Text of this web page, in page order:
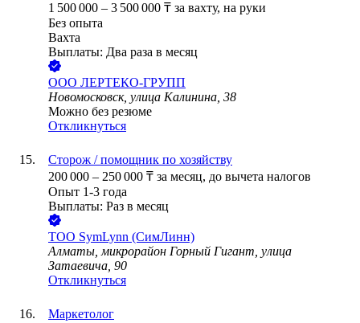
1 500 000 – 3 500 000 ₸ за вахту, на руки
Без опыта
Вахта
Выплаты: Два раза в месяц
ООО ЛЕРТЕКО-ГРУПП
Новомосковск, улица Калинина, 38
Можно без резюме
Откликнуться
Сторож / помощник по хозяйству
200 000 – 250 000 ₸ за месяц, до вычета налогов
Опыт 1-3 года
Выплаты: Раз в месяц
ТОО SymLynn (СимЛинн)
Алматы, микрорайон Горный Гигант, улица
Затаевича, 90
Откликнуться
Маркетолог